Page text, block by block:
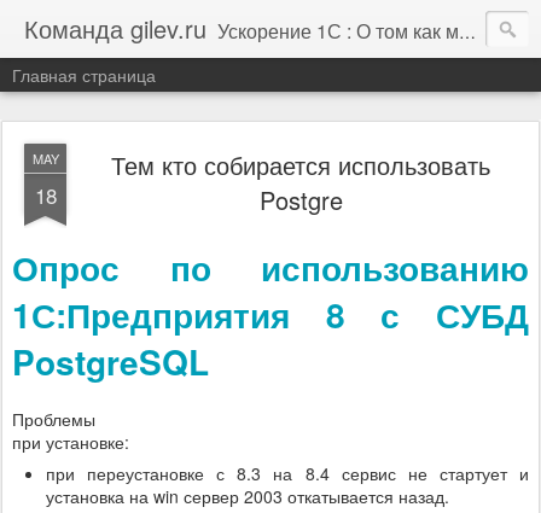
Команда gilev.ru Ускорение 1С : О том как мы это делаем. И не только про это.
Главная страница
MAY
18
Тем кто собирается использовать
Postgre
Опрос по использованию
1С:Предприятия 8 с СУБД
PostgreSQL
Проблемы
при установке:
при переустановке с 8.3 на 8.4 сервис не стартует и
установка на win сервер 2003 откатывается назад.